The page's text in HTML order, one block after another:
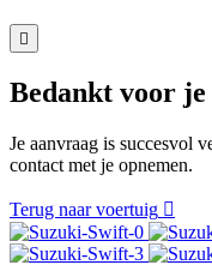
Bedankt voor je
Je aanvraag is succesvol
contact met je opnemen.
Terug naar voertuig